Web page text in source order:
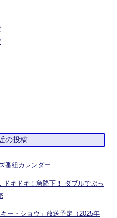
の投稿
番組カレンダー
キドキ！急降下！ ダブルでぶっ
ー・ショウ」放送予定（2025年